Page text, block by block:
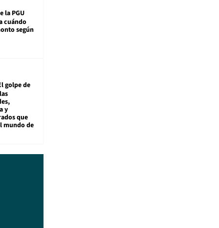
la PGU
cuándo
según
golpe de
y
que
mundo de